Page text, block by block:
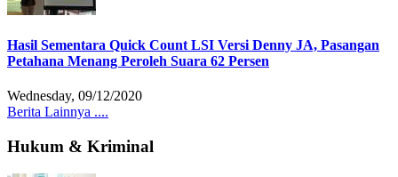
Hasil Sementara Quick Count LSI Versi Denny JA, Pasangan
Petahana Menang Peroleh Suara 62 Persen
Wednesday, 09/12/2020
Berita Lainnya ....
Hukum & Kriminal